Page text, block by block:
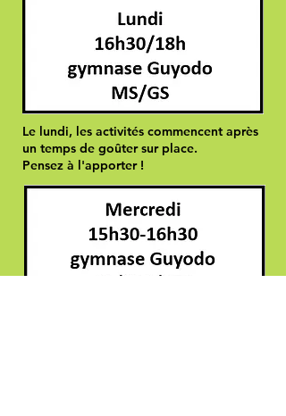
Le lundi, les activités commencent après
un temps de goûter sur place.
Pensez à l'apporter !